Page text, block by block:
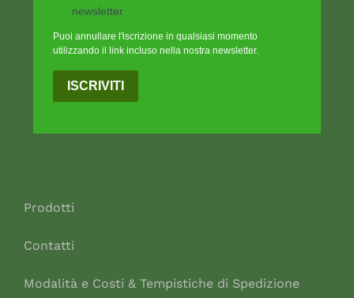
newsletter
Puoi annullare l'iscrizione in qualsiasi momento
utilizzando il link incluso nella nostra newsletter.
ISCRIVITI
Prodotti
Contatti
Modalità e Costi & Tempistiche di Spedizione